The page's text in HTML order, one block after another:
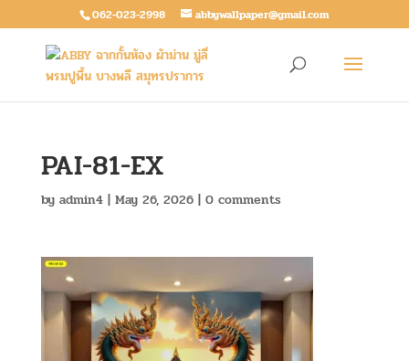
062-023-2998 abbywallpaper@gmail.com
PAI-81-EX
by admin4| May 26, 2026| 0 comments